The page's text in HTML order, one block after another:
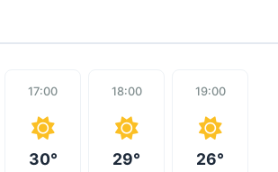
17:00
30°
18:00
29°
19:00
26°